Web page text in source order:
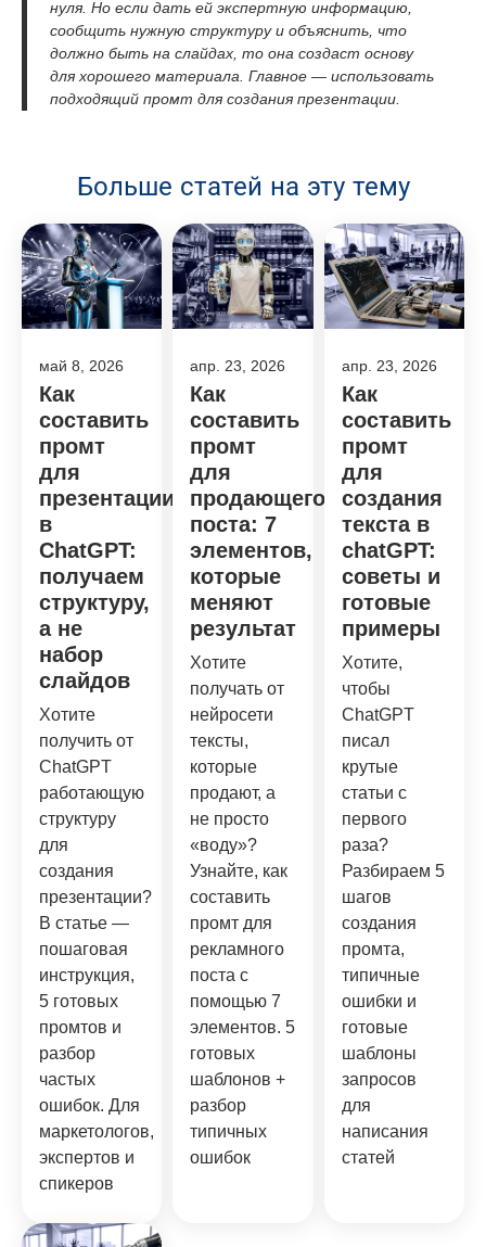
нуля. Но если дать ей экспертную информацию,
сообщить нужную структуру и объяснить, что
должно быть на слайдах, то она создаст основу
для хорошего материала. Главное — использовать
подходящий промт для создания презентации.
Больше статей на эту тему
май 8, 2026
Как
составить
промт
для
презентации
в
ChatGPT:
получаем
структуру,
а не
набор
слайдов
Хотите
получить от
ChatGPT
работающую
структуру
для
создания
презентации?
В статье —
пошаговая
инструкция,
5 готовых
промтов и
разбор
частых
ошибок. Для
маркетологов,
экспертов и
спикеров
апр. 23, 2026
Как
составить
промт
для
продающего
поста: 7
элементов,
которые
меняют
результат
Хотите
получать от
нейросети
тексты,
которые
продают, а
не просто
«воду»?
Узнайте, как
составить
промт для
рекламного
поста с
помощью 7
элементов. 5
готовых
шаблонов +
разбор
типичных
ошибок
апр. 23, 2026
Как
составить
промт
для
создания
текста в
chatGPT:
советы и
готовые
примеры
Хотите,
чтобы
ChatGPT
писал
крутые
статьи с
первого
раза?
Разбираем 5
шагов
создания
промта,
типичные
ошибки и
готовые
шаблоны
запросов
для
написания
статей